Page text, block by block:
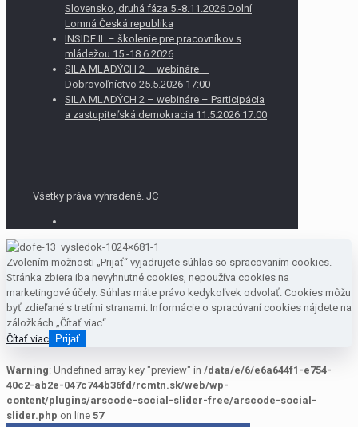
Slovensko, druhá fáza 5.-8.11.2026 Dolní
Lomná Česká republika
INSIDE II. – školenie pre pracovníkov s
mládežou 15.-18.6.2026
SILA MLADÝCH 2 – webináre –
Dobrovoľníctvo 25.5.2026 17:00
SILA MLADÝCH 2 – webináre – Participácia
a zastupiteľská demokracia 11.5.2026 17:00
Všetky práva vyhradené. JC
Zvolením možnosti „Prijať“ vyjadrujete súhlas so spracovaním cookies.
Stránka zbiera iba nevyhnutné cookies, nepoužíva cookies na
marketingové účely. Súhlas máte právo kedykoľvek odvolať. Cookies môžu
byť zdieľané s tretími stranami. Informácie o spracúvaní cookies nájdete na
záložkách „Čítať viac“.
Čítať viac Prijať
Warning: Undefined array key "preview" in /data/e/6/e6a644f1-e754-
40c2-ab2e-047c744b36fd/rcmtn.sk/web/wp-
content/plugins/arscode-social-slider-free/arscode-social-
slider.php on line 57